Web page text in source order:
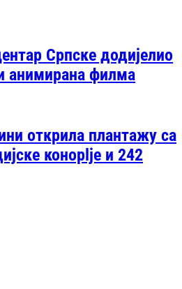
Српске додијелио
анимирана филма
открила плантажу са
конoplje и 242